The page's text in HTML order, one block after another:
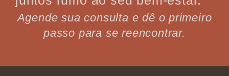
Agende sua consulta e dê o primeiro
passo para se reencontrar.